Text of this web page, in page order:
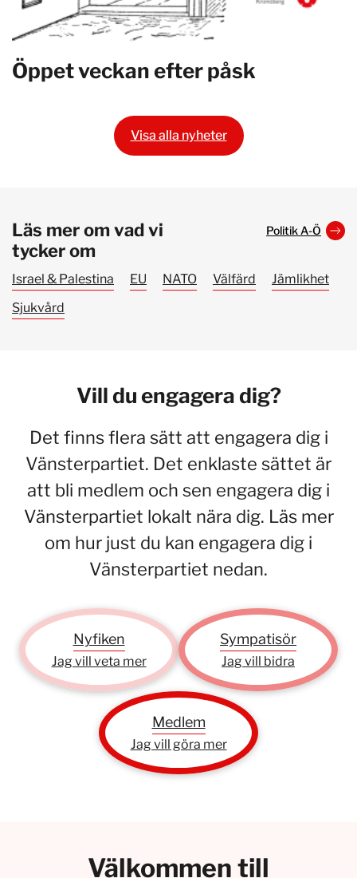
Öppet veckan efter påsk
Visa alla nyheter
Läs mer om vad vi
tycker om
Politik A-Ö
Israel & Palestina EU NATO Välfärd
Jämlikhet
Sjukvård
Vill du engagera dig?
Det finns flera sätt att engagera dig i
Vänsterpartiet. Det enklaste sättet är
att bli medlem och sen engagera dig i
Vänsterpartiet lokalt nära dig. Läs mer
om hur just du kan engagera dig i
Vänsterpartiet nedan.
Nyfiken
Jag vill veta mer
Sympatisör
Jag vill bidra
Medlem
Jag vill göra mer
Välkommen till